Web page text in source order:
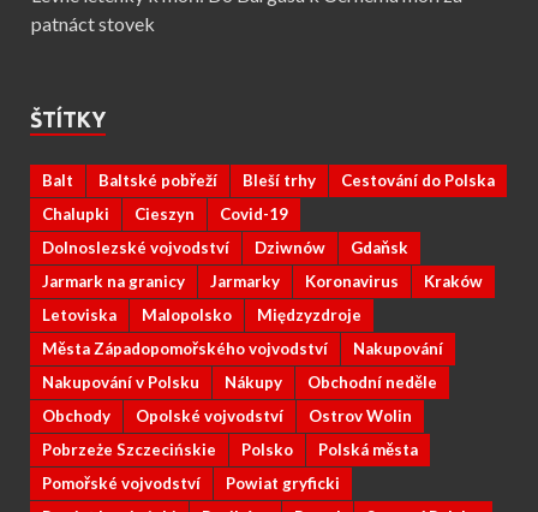
patnáct stovek
ŠTÍTKY
Balt Baltské pobřeží Bleší trhy
Cestování do Polska
Chalupki
Cieszyn
Covid-19
Dolnoslezské vojvodství
Dziwnów
Gdaňsk
Jarmark na granicy
Jarmarky Koronavirus
Kraków
Letoviska
Malopolsko
Międzyzdroje
Města Západopomořského vojvodství
Nakupování
Nakupování v Polsku
Nákupy
Obchodní neděle
Obchody
Opolské vojvodství
Ostrov Wolin
Pobrzeże Szczecińskie
Polsko
Polská města
Pomořské vojvodství
Powiat gryficki